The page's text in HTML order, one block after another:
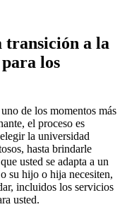
transición a la
los
de los momentos más
el proceso es
la universidad
hasta brindarle
usted se adapta a un
su hijo o hija necesiten,
incluidos los servicios
usted.